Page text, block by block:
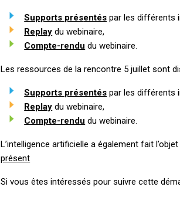
Supports présentés par les différents
Replay du webinaire,
Compte-rendu du webinaire.
Les ressources de la rencontre 5 juillet sont
Supports présentés par les différents
Replay du webinaire,
Compte-rendu du webinaire.
L’intelligence artificielle a également fait
présent
Si vous êtes intéressés pour suivre cette